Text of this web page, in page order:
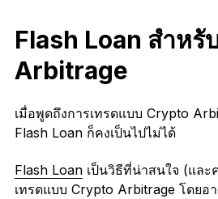
Flash Loan สำหรั
Arbitrage
เมื่อพูดถึงการเทรดแบบ Crypto
Flash Loan ก็คงเป็นไปไม่ได้
Flash Loanเป็นวิธีที่น่าสนใจ (และ
เทรดแบบ Crypto Arbitrage โดย